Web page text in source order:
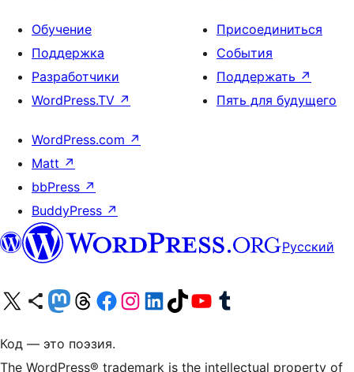
Обучение
Поддержка
Разработчики
WordPress.TV ↗
Присоединиться
События
Поддержать ↗
Пять для будущего
WordPress.com ↗
Matt ↗
bbPress ↗
BuddyPress ↗
Русский
Посетите нас в X (ранее Twitter)
Посетите нашу учётную запись в Bluesky
Посетите нашу ленту в Mastodon
Посетите нашу учётную запись в Threads
Посетите нашу страницу на Facebook
Посетите наш Instagram
Посетите нашу страницу в LinkedIn
Посетите нашу учётную запись в TikTok
Посетите наш канал YouTube
Посетите нашу учётную запись в Tumblr
Код — это поэзия.
The WordPress® trademark is the intellectual property of